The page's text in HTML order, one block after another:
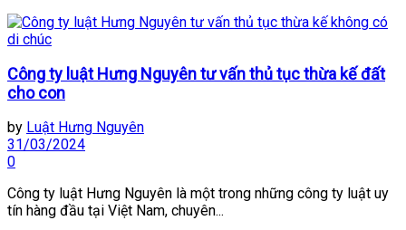
Công ty luật Hưng Nguyên tư vấn thủ tục thừa kế đất
cho con
by Luật Hưng Nguyên
31/03/2024
0
Công ty luật Hưng Nguyên là một trong những công ty luật uy
tín hàng đầu tại Việt Nam, chuyên...